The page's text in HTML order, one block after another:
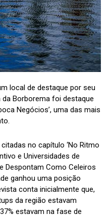
local de destaque por seu
da Borborema foi destaque
Negócios’, uma das mais
no capítulo ‘No Ritmo
e Universidades de
Despontam Como Celeiros
ganhou uma posição
conta inicialmente que,
da região estavam
estavam na fase de